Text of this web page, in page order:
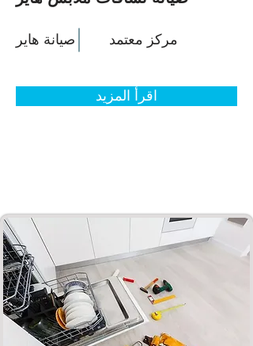
صيانة هاير مركز معتمد
اقرأ المزيد